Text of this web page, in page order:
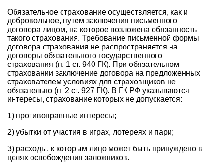
Обязательное страхование осуществляется, как и
добровольное, путем заключения письменного
договора лицом, на которое возложена обязанность
такого страхования. Требование письменной формы
договора страхования не распространяется на
договоры обязательного государственного
страхования (п. 1 ст. 940 ГК). При обязательном
страховании заключение договора на предложенных
страхователем условиях для страховщиков не
обязательно (п. 2 ст. 927 ГК). В ГК РФ указываются
интересы, страхование которых не допускается:
1) противоправные интересы;
2) убытки от участия в играх, лотереях и пари;
3) расходы, к которым лицо может быть принуждено в
целях освобождения заложников.